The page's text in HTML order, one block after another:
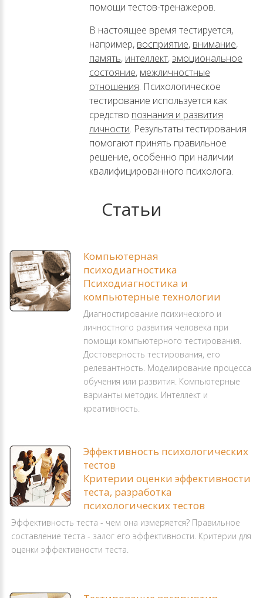
помощи тестов-тренажеров.
В настоящее время тестируется,
например, восприятие, внимание,
память, интеллект,эмоциональное
состояние, межличностные
отношения. Психологическое
тестирование используется как
средство познания и развития
личности. Результаты тестирования
помогают принять правильное
решение, особенно при наличии
квалифицированного психолога.
Статьи
Компьютерная
психодиагностика
Психодиагностика и
компьютерные технологии
Диагностирование психического и
личностного развития человека при
помощи компьютерного тестирования.
Достоверность тестирования, его
релевантность. Моделирование процесса
обучения или развития. Компьютерные
варианты методик. Интеллект и
креативность.
Эффективность психологических
тестов
Критерии оценки эффективности
теста, разработка
психологических тестов
Эффективность теста - чем она измеряется? Правильное
составление теста - залог его эффективности. Критерии для
оценки эффективности теста.